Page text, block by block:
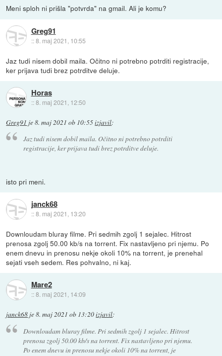
Meni sploh ni prišla "potvrda" na gmail. Ali je komu?
Greg91
::8. maj 2021, 10:55
Jaz tudi nisem dobil maila. Očitno ni potrebno potrditi registracije,
ker prijava tudi brez potrditve deluje.
Horas
::8. maj 2021, 12:50
Greg91 je8. maj 2021 ob 10:55izjavil:
Jaz tudi nisem dobil maila. Očitno ni potrebno potrditi
registracije, ker prijava tudi brez potrditve deluje.
isto pri meni.
janck68
::8. maj 2021, 13:20
Downloudam bluray filme. Pri sedmih zgolj 1 sejalec. Hitrost
prenosa zgolj 50.00 kb/s na torrent. Fix nastavljeno pri njemu. Po
enem dnevu in prenosu nekje okoli 10% na torrent, je prenehal
sejati vseh sedem. Res pohvalno, ni kaj.
Mare2
::8. maj 2021, 14:09
janck68 je8. maj 2021 ob 13:20izjavil:
Downloudam bluray filme. Pri sedmih zgolj 1 sejalec. Hitrost
prenosa zgolj 50.00 kb/s na torrent. Fix nastavljeno pri njemu.
Po enem dnevu in prenosu nekje okoli 10% na torrent, je